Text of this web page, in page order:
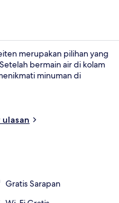
merupakan pilihan yang
bermain air di kolam
minuman di
Gratis Sarapan